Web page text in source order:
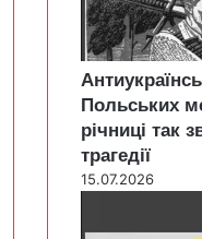
Польських
річниці так
трагедії
15.07.2026